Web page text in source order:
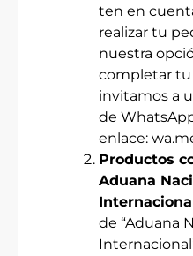
ten en
realizar tu
nuestra
completar tu
invitamos a
de
enlace:
Productos
Aduana
de “Aduana